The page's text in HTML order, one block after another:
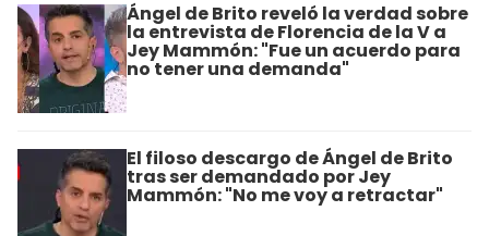
Ángel de Brito reveló la verdad sobre
la entrevista de Florencia de la V a
Jey Mammón: "Fue un acuerdo para
no tener una demanda"
El filoso descargo de Ángel de Brito
tras ser demandado por Jey
Mammón: "No me voy a retractar"